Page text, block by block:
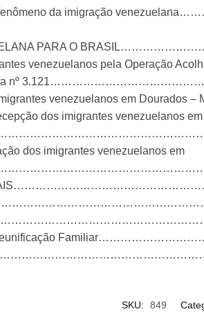
fenômeno da imigração
PARA O
venezuelanos pela Operação
nº
venezuelanos em Dourados
dos imigrantes venezuelanos em
dos imigrantes venezuelanos em
Reunificação
SKU: 849